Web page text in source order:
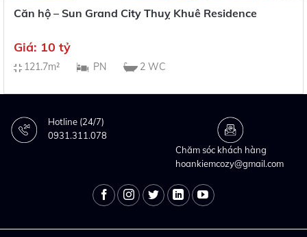
Căn hộ – Sun Grand City Thuỵ Khuê Residence
Giá: 10 tỷ
121.7m² PN 2 WC
Hotline (24/7)
0931.311.078
Chăm sóc khách hàng
hoankiemcozy@gmail.com